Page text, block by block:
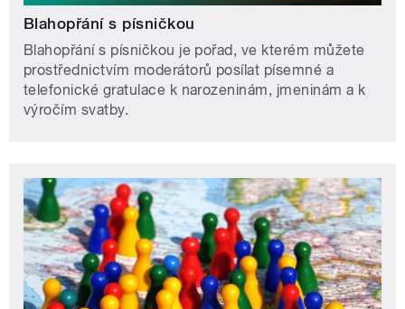
Blahopřání s písničkou
Blahopřání s písničkou je pořad, ve kterém můžete
prostřednictvím moderátorů posílat písemné a
telefonické gratulace k narozeninám, jmeninám a k
výročím svatby.